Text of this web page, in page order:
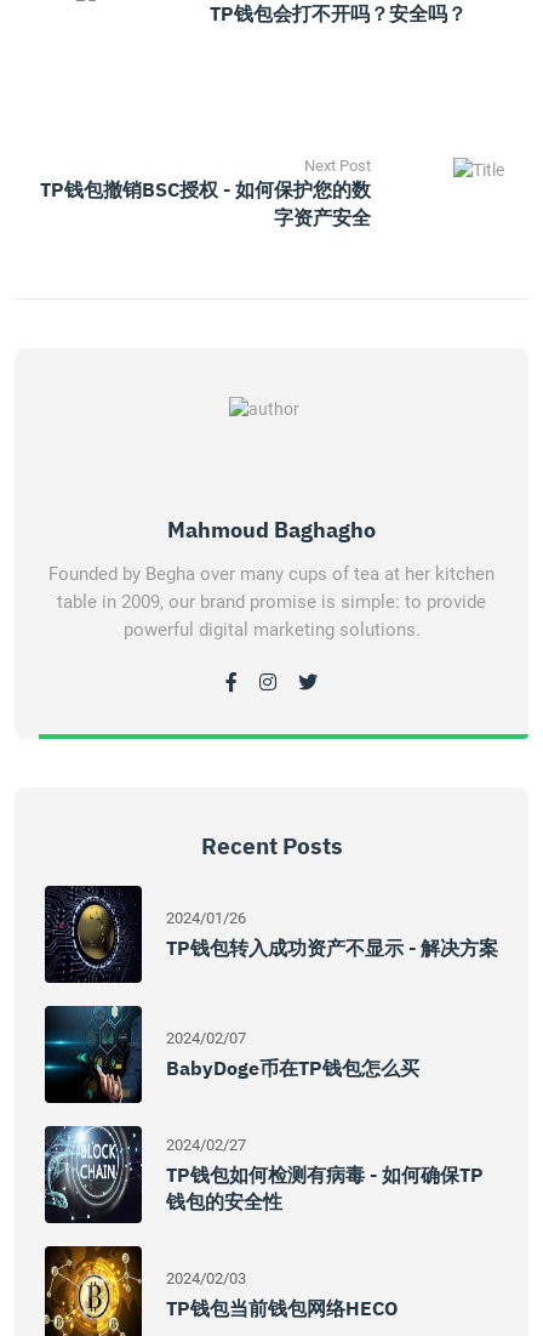
TP钱包会打不开吗？安全吗？
Next Post
TP钱包撤销BSC授权 - 如何保护您的数
字资产安全
Mahmoud Baghagho
Founded by Begha over many cups of tea at her kitchen
table in 2009, our brand promise is simple: to provide
powerful digital marketing solutions.
Recent Posts
2024/01/26
TP钱包转入成功资产不显示 - 解决方案
2024/02/07
BabyDoge币在TP钱包怎么买
2024/02/27
TP钱包如何检测有病毒 - 如何确保TP
钱包的安全性
2024/02/03
TP钱包当前钱包网络HECO